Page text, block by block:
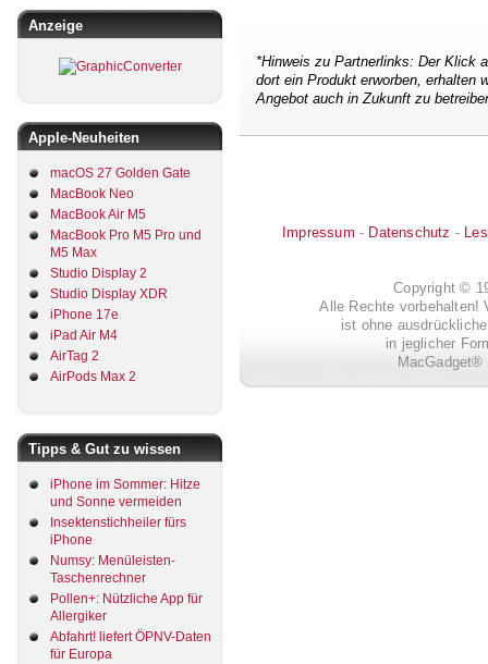
Anzeige
Apple-Neuheiten
macOS 27 Golden Gate
MacBook Neo
MacBook Air M5
MacBook Pro M5 Pro und
M5 Max
Studio Display 2
Studio Display XDR
iPhone 17e
iPad Air M4
AirTag 2
AirPods Max 2
Tipps & Gut zu wissen
iPhone im Sommer: Hitze
und Sonne vermeiden
Insektenstichheiler fürs
iPhone
Numsy: Menüleisten-
Taschenrechner
Pollen+: Nützliche App für
Allergiker
Abfahrt! liefert ÖPNV-Daten
für Europa
*Hinweis zu Partnerlinks: Der Klick
dort ein Produkt erworben, erhalten
Angebot auch in Zukunft zu
Impressum - Datenschutz -
Copyright ©
Alle Rechte vorbehalten!
ist ohne
in jeglicher
MacGadget®